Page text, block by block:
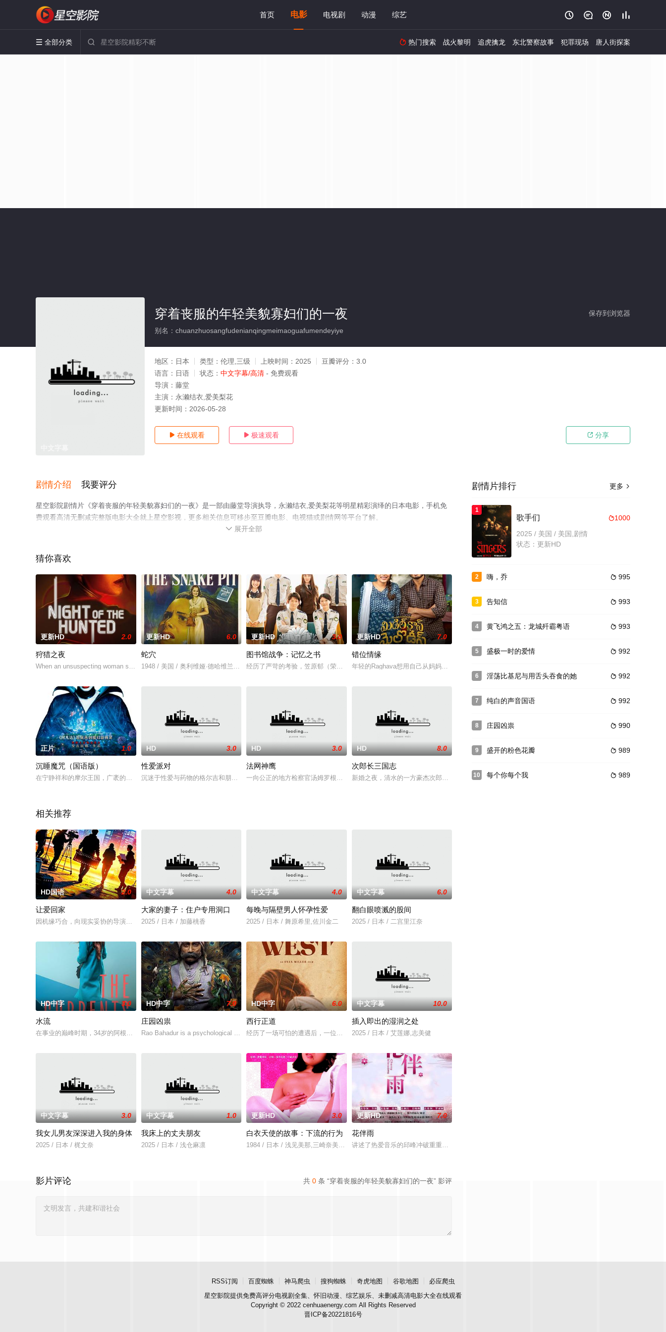
首页 电影 电视剧 动漫 综艺    
 全部分类   热门搜索 战火黎明 追虎擒龙 东北警察故事 犯罪现场 唐人街探案
保存到浏览器
穿着丧服的年轻美貌寡妇们的一夜
别名：chuanzhuosangfudenianqingmeimaoguafumendeyiye
地区： 日本 类型： 伦理,三级 上映时间： 2025 豆瓣评分： 3.0
语言： 日语 状态： 中文字幕/高清 - 免费观看
导演： 藤堂
主演： 永濑结衣,爱美梨花
更新时间： 2026-05-28
 在线观看  极速观看  分享
剧情介绍 我要评分
星空影院剧情片《穿着丧服的年轻美貌寡妇们的一夜》是一部由藤堂导演执导，永濑结衣,爱美梨花等明星精彩演绎的日本电影，手机免
费观看高清无删减完整版电影大全就上星空影视，更多相关信息可移步至豆瓣电影、电视猫或剧情网等平台了解。
 展开全部
猜你喜欢
更新HD 2.0
狩猎之夜
When an unsuspecting woman stops at a remote gas station in the dead
更新HD 6.0
蛇穴
1948 / 美国 / 奥利维娅·德哈维兰,马克·史蒂芬斯,西莱斯特·霍姆
更新HD 3.0
图书馆战争：记忆之书
经历了严苛的考验，笠原郁（荣仓奈奈 饰）逐渐成长为一名优秀的图书队特遣队队员。而在小田原图书馆守卫战之后，她似乎终于发现，多年来始
更新HD 7.0
错位情缘
年轻的Raghava想用自己从妈妈那里继承下来的技术在城里开一家餐馆，他面临着资金选址客流等诸多困难。
正片 1.0
沉睡魔咒（国语版）
在宁静祥和的摩尔王国，广袤的大森林中，动物与精灵和谐相处，无忧无虑。那一年，天真无邪的小仙女玛琳菲森（伊莎贝尔·莫洛伊 Isobelle
HD 3.0
性爱派对
沉迷于性爱与药物的格尔吉和朋友们在一次狂欢后，发现一名女孩下落不明的消息，所有人都将付出代价…
HD 3.0
法网神鹰
一向公正的地方检察官汤姆罗根在处理雀尔喜窃盗名画案时，发现整个案件并不单纯，似乎有官员介入此案；经过暗中调查后，事实的真相渐渐浮
HD 8.0
次郎长三国志
新婚之夜，清水的一方豪杰次郎长（中井贵一 饰）被迫告别妻子阿蝶（铃木京香 饰），与大政（岸部一徳 饰
相关推荐
HD国语 2.0
让爱回家
因机缘巧合，向现实妥协的导演朱达仁萌生拍一部《河南人在北京》电影的念头，在说服主编姚松、老乡韩战、二房东杨小强加入后，一路曲折式“开挂”。
中文字幕 4.0
大家的妻子：住户专用洞口
2025 / 日本 / 加藤桃香
中文字幕 4.0
每晚与隔壁男人怀孕性爱
2025 / 日本 / 舞原希里,佐川金二
中文字幕 6.0
翻白眼喷溅的股间
2025 / 日本 / 二宫里江奈
HD中字 3.0
水流
在事业的巅峰时期，34岁的阿根廷造型师丽娜在瑞士的一场颁奖典礼后，被一种突如其来的冲动驱使。回到布宜诺斯艾利斯后，她什么也没说，但她内心深
HD中字 7.0
庄园凶祟
Rao Bahadur is a psychological drama set against the backdrop of a fa
HD中字 6.0
西行正道
经历了一场可怕的遭遇后，一位小镇女子向疏远的哥哥借了钱，独自一人踏上穿越西德克萨斯州的旅程，寻求紧急医疗救助。一路上，她既遭遇了
中文字幕 10.0
插入即出的湿润之处
2025 / 日本 / 艾莲娜,志美健
中文字幕 3.0
我女儿男友深深进入我的身体
2025 / 日本 / 梶文奈
中文字幕 1.0
我床上的丈夫朋友
2025 / 日本 / 浅仓麻凛
更新HD 3.0
白衣天使的故事：下流的行为
1984 / 日本 / 浅见美那,三崎奈美,深見博,野上祐二
更新HD 7.0
花伴雨
讲述了热爱音乐的邱峰冲破重重阻力，克服种种困难，组建乐队追求自己的音乐梦想，并走出了困住他的亲情
共 0 条 “穿着丧服的年轻美貌寡妇们的一夜” 影评
影片评论
更多 
剧情片排行
1
1000
歌手们
2025 / 美国 / 美国,剧情
状态：更新HD
2  995
嗨，乔
3  993
告知信
4  993
黄飞鸿之五：龙城歼霸粤语
5  992
盛极一时的爱情
6  992
淫荡比基尼与用舌头吞食的她
7  992
纯白的声音国语
8  990
庄园凶祟
9  989
盛开的粉色花瓣
10  989
每个你每个我
RSS订阅 百度蜘蛛 神马爬虫 搜狗蜘蛛 奇虎地图 谷歌地图
必应爬虫
星空影院提供免费高评分电视剧全集、怀旧动漫、综艺娱乐、未删减高清电影大全在线观看
Copyright © 2022 cenhuaenergy.com All Rights Reserved
晋ICP备20221816号